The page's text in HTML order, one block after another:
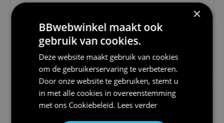
€24,95
V-hals shirt rood wit blauw st...
×
BBwebwinkel maakt ook
gebruik van cookies.
Deze website maakt gebruik van cookies
om de gebruikerservaring te verbeteren.
Door onze website te gebruiken, stemt u
in met alle cookies in overeenstemming
met ons Cookiebeleid. Lees verder